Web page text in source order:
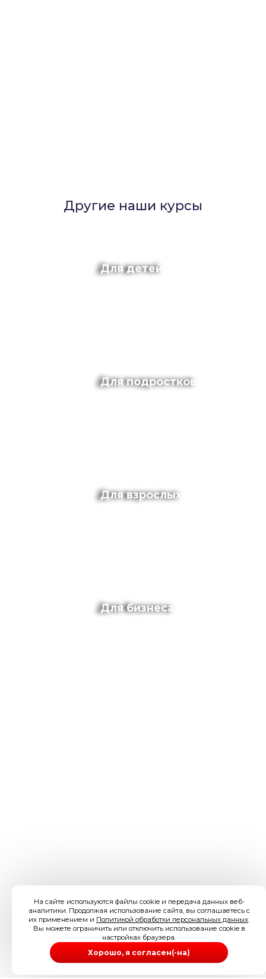
Другие наши курсы
Для детей
Для подростков
Для взрослых
Для бизнеса
На сайте используются файлы cookie и передача данных веб-
аналитики. Продолжая использование сайта, вы соглашаетесь с
их применением и Политикой обработки персональных данных.
Вы можете ограничить или отключить использование cookie в
настройках браузера.
Хорошо, я согласен(-на)